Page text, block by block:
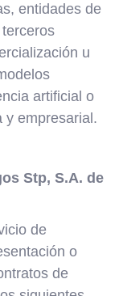
entidades de
u
artificial o
y empresarial.
Stp, S.A. de
de
o
de